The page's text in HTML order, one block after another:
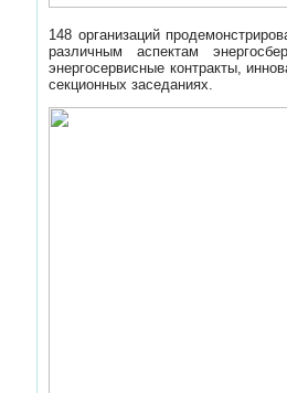
148 организаций
различным аспектам
энергосервисные контракты,
секционных заседаниях.